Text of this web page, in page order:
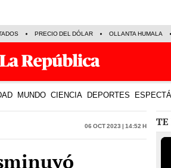
PRECIO DEL DÓLAR OLLANTA HUMALA
MUNDO CIENCIA DEPORTES
06 Oct 2023 | 14:52 h TE